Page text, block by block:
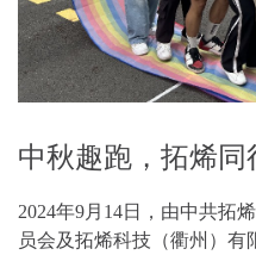
2024年9月14日，由中共拓
员会及拓烯科技（衢州）